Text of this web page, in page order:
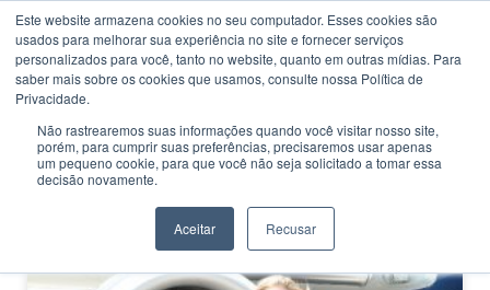
Este website armazena cookies no seu computador. Esses cookies são
usados ​​para melhorar sua experiência no site e fornecer serviços
personalizados para você, tanto no website, quanto em outras mídias. Para
saber mais sobre os cookies que usamos, consulte nossa Política de
Privacidade.
Não rastrearemos suas informações quando você visitar nosso site,
porém, para cumprir suas preferências, precisaremos usar apenas
um pequeno cookie, para que você não seja solicitado a tomar essa
decisão novamente.
Aceitar Recusar
CATEGORIA
Manutenção mecânica
MERCADO DE TRABALHO